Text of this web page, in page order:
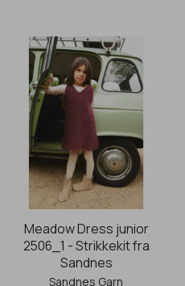
Meadow Dress junior
2506_1 - Strikkekit fra
Sandnes
Sandnes Garn